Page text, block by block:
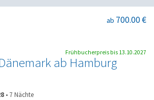
ab Hamburg
ab 700.00 €
• 7 Nächte
Frühbucherpreis bis 13.10.2027